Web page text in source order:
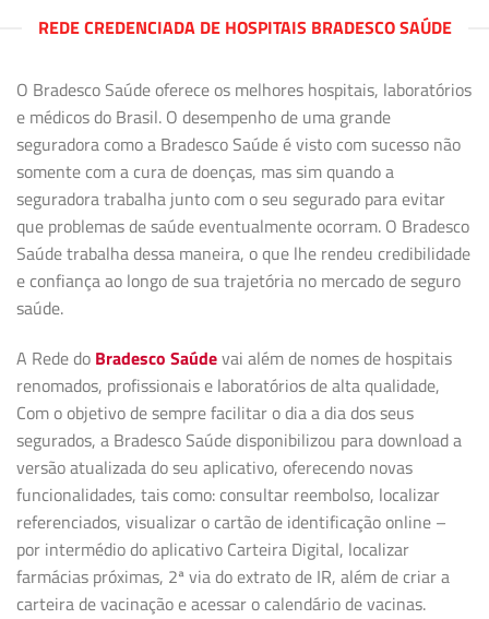
REDE CREDENCIADA DE HOSPITAIS BRADESCO SAÚDE
O Bradesco Saúde oferece os melhores hospitais, laboratórios
e médicos do Brasil. O desempenho de uma grande
seguradora como a Bradesco Saúde é visto com sucesso não
somente com a cura de doenças, mas sim quando a
seguradora trabalha junto com o seu segurado para evitar
que problemas de saúde eventualmente ocorram. O Bradesco
Saúde trabalha dessa maneira, o que lhe rendeu credibilidade
e confiança ao longo de sua trajetória no mercado de seguro
saúde.
A Rede do Bradesco Saúdevai além de nomes de hospitais
renomados, profissionais e laboratórios de alta qualidade,
Com o objetivo de sempre facilitar o dia a dia dos seus
segurados, a Bradesco Saúde disponibilizou para download a
versão atualizada do seu aplicativo, oferecendo novas
funcionalidades, tais como: consultar reembolso, localizar
referenciados, visualizar o cartão de identificação online –
por intermédio do aplicativo Carteira Digital, localizar
farmácias próximas, 2ª via do extrato de IR, além de criar a
carteira de vacinação e acessar o calendário de vacinas.